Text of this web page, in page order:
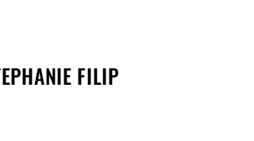
FILIP